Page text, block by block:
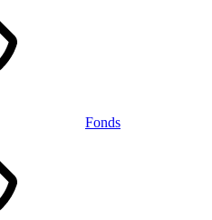
Fonds